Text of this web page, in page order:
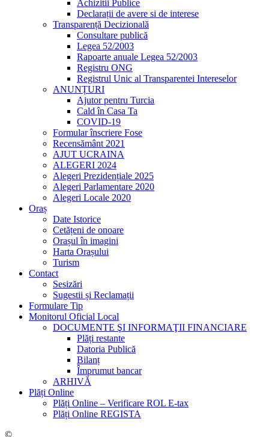
Achizitii Publice
Declarații de avere si de interese
Transparență Decizională
Consultare publică
Legea 52/2003
Rapoarte anuale Legea 52/2003
Registru ONG
Registrul Unic al Transparentei Intereselor
ANUNȚURI
Ajutor pentru Turcia
Cald în Casa Ta
COVID-19
Formular înscriere Fose
Recensământ 2021
AJUT UCRAINA
ALEGERI 2024
Alegeri Prezidențiale 2025
Alegeri Parlamentare 2020
Alegeri Locale 2020
Oraș
Date Istorice
Cetățeni de onoare
Orașul în imagini
Harta Orașului
Turism
Contact
Sesizări
Sugestii și Reclamații
Formulare Tip
Monitorul Oficial Local
DOCUMENTE ŞI INFORMAŢII FINANCIARE
Plăți restante
Datoria Publică
Bilanț
Împrumut bancar
ARHIVĂ
Plăți Online
Plăți Online – Verificare ROL E-tax
Plăți Online REGISTA
©